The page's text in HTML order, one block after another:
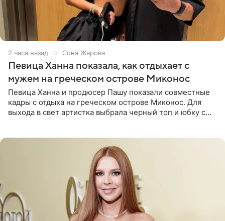
2 часа назад Соня Жарова
Певица Ханна показала, как отдыхает с
мужем на греческом острове Миконос
Певица Ханна и продюсер Пашу показали совместные
кадры с отдыха на греческом острове Миконос. Для
выхода в свет артистка выбрала черный топ и юбку с